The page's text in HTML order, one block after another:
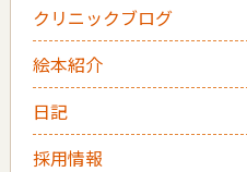
クリニックブログ
絵本紹介
日記
採用情報